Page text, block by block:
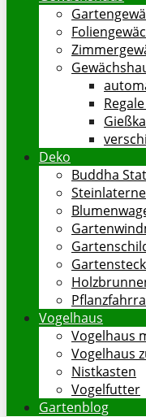
Deko
Buddha
Steinlaterne
Vogelhaus
Vogelhaus
Vogelhaus
Nistkasten
Vogelfutter
Gartenblog